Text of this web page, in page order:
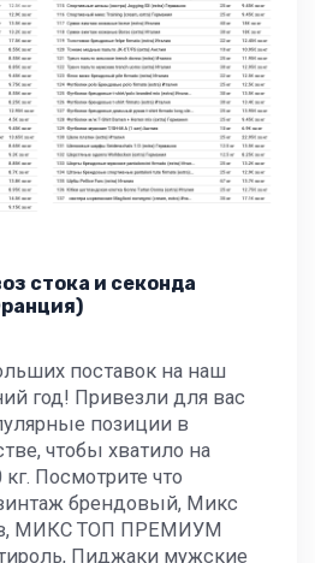
стока и секонда
поставок на наш
год! Привезли для вас
позиции в
чтобы хватило на
Посмотрите что
брендовый, Микс
МИКС ТОП ПРЕМИУМ
Пиджаки мужские